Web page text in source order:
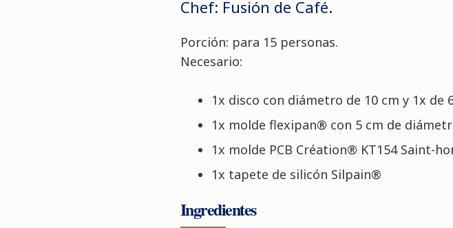
Chef: Fusión de Café.
Porción: para 15 personas.
Necesario:
1x disco con diámetro de 10 cm y 1x de
1x molde flexipan® con 5 cm de
1x molde PCB Création® KT154 Saint-
1x tapete de silicón Silpain®
Ingredientes